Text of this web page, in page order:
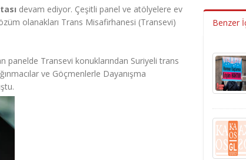
devam ediyor. Çeşitli panel ve atölyelere ev
olanakları Trans Misafirhanesi (Transevi)
panelde Transevi konuklarından Suriyeli trans
ve Göçmenlerle Dayanışma
Benzer